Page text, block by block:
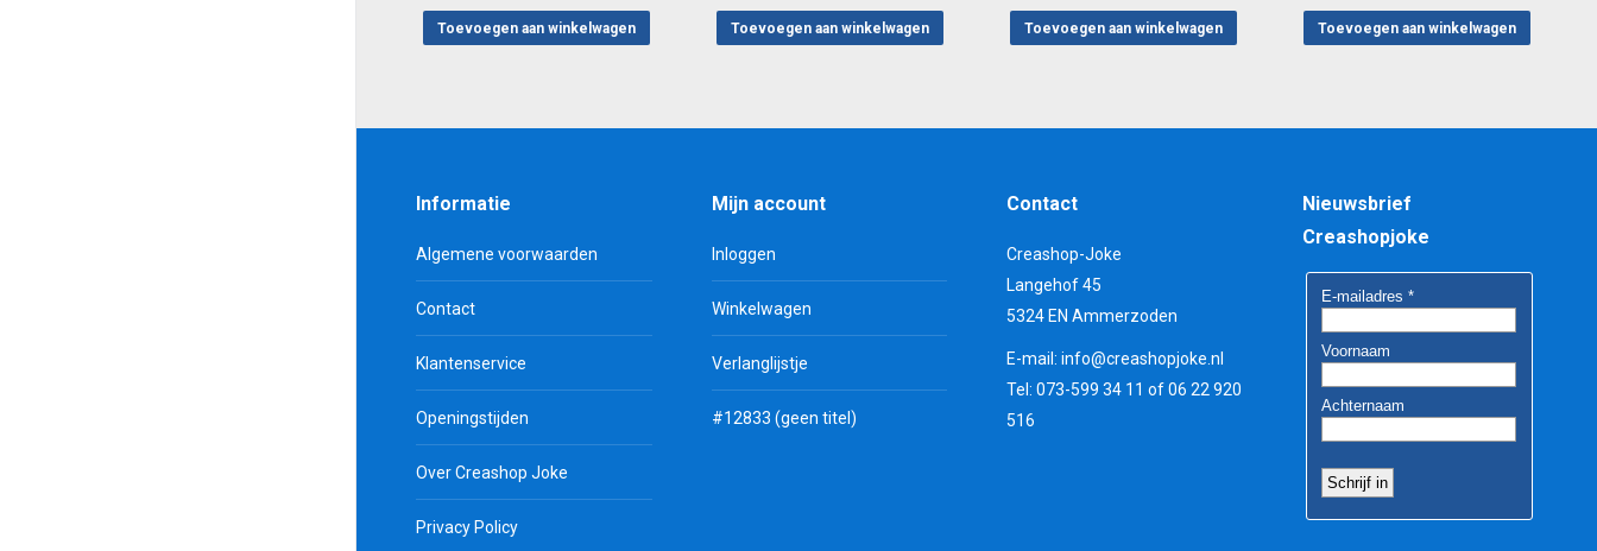
Toevoegen aan winkelwagen Toevoegen aan winkelwagen Toevoegen aan winkelwagen Toevoegen aan winkelwagen
Informatie
Algemene voorwaarden
Contact
Klantenservice
Openingstijden
Over Creashop Joke
Privacy Policy
Mijn account
Inloggen
Winkelwagen
Verlanglijstje
#12833 (geen titel)
Contact
Creashop-Joke
Langehof 45
5324 EN Ammerzoden
E-mail: info@creashopjoke.nl
Tel: 073-599 34 11 of 06 22 920
516
Nieuwsbrief
Creashopjoke